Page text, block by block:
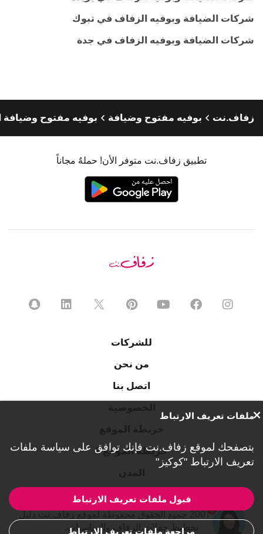
شركات الضيافة وبوفيه الزفاف في تبوك
شركات الضيافة وبوفيه الزفاف في جدة
زفاف.نت بوفيه مفتوح وضيافة بوفيه مفتوح وضيافة
تطبيق زفاف.نت متوفر الأن! حملهٌ مجاناً
للشركات
من نحن
اتصل بنا
خريطة الموقع 2
تخطيط حفلات الزفاف والمناسبات.
ملفات تعريف الارتباط
بتصفحك لموقع زفاف.نت فإنك توافق على سياسة ملفات
تعريف الارتباط "كوكيز"
قبول ملفات تعريف الارتباط
مراجعة ملفات تعريف الارتباط
1